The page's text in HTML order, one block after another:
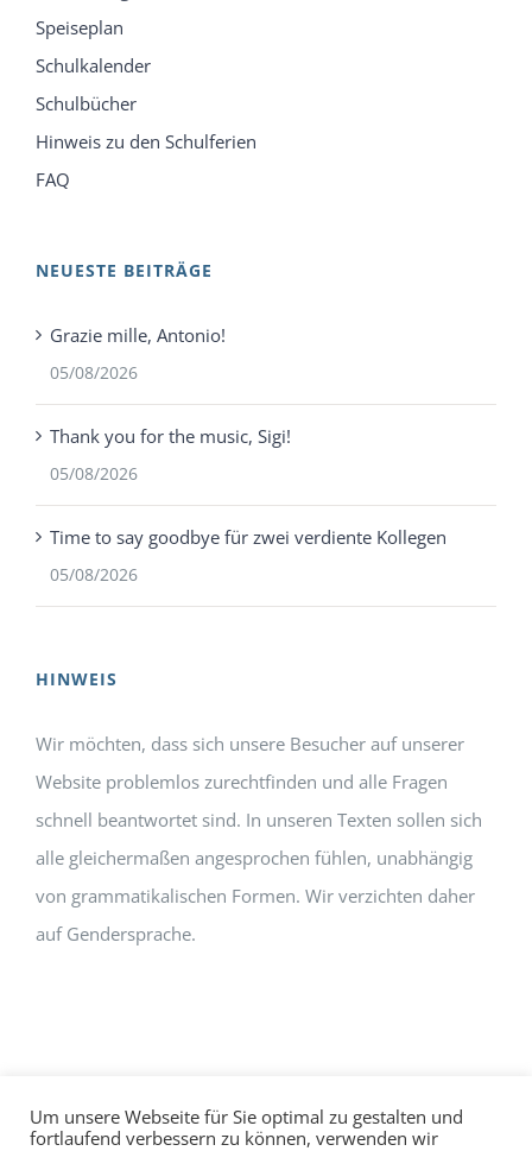
Speiseplan
Schulkalender
Schulbücher
Hinweis zu den Schulferien
FAQ
NEUESTE BEITRÄGE
Grazie mille, Antonio!
05/08/2026
Thank you for the music, Sigi!
05/08/2026
Time to say goodbye für zwei verdiente Kollegen
05/08/2026
HINWEIS
Wir möchten, dass sich unsere Besucher auf unserer
Website problemlos zurechtfinden und alle Fragen
schnell beantwortet sind. In unseren Texten sollen sich
alle gleichermaßen angesprochen fühlen, unabhängig
von grammatikalischen Formen. Wir verzichten daher
auf Gendersprache.
Um unsere Webseite für Sie optimal zu gestalten und
fortlaufend verbessern zu können, verwenden wir